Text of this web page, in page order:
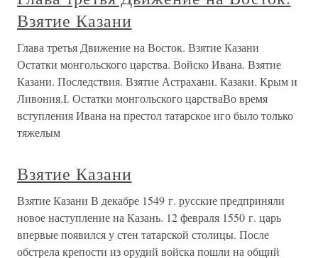
Взятие Казани
Глава третья Движение на Восток. Взятие Казани
Остатки монгольского царства. Войско Ивана. Взятие
Казани. Последствия. Взятие Астрахани. Казаки. Крым и
Ливония.I. Остатки монгольского царстваВо время
вступления Ивана на престол татарское иго было только
тяжелым
Взятие Казани
Взятие Казани В декабре 1549 г. русские предприняли
новое наступление на Казань. 12 февраля 1550 г. царь
впервые появился у стен татарской столицы. После
обстрела крепости из орудий войска пошли на общий